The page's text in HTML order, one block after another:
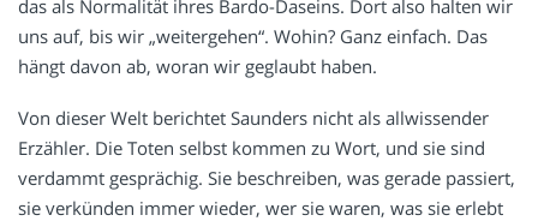
das als Normalität ihres Bardo-Daseins. Dort also halten wir
uns auf, bis wir „weitergehen“. Wohin? Ganz einfach. Das
hängt davon ab, woran wir geglaubt haben.
Von dieser Welt berichtet Saunders nicht als allwissender
Erzähler. Die Toten selbst kommen zu Wort, und sie sind
verdammt gesprächig. Sie beschreiben, was gerade passiert,
sie verkünden immer wieder, wer sie waren, was sie erlebt